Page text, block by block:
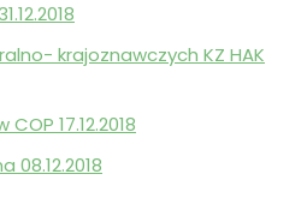
krajoznawczych KZ HAK
17.12.2018
08.12.2018